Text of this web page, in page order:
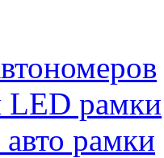
LED рамки
рамки